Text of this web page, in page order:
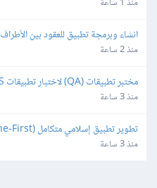
منذ 1 ساعة
انشاء وبرمجة تطبيق للعقود بين الأطراف
منذ 2 ساعة
مختبر تطبيقات (QA) لاختبار تطبيقات iOS و Android
منذ 3 ساعة
و iOS
منذ 3 ساعة